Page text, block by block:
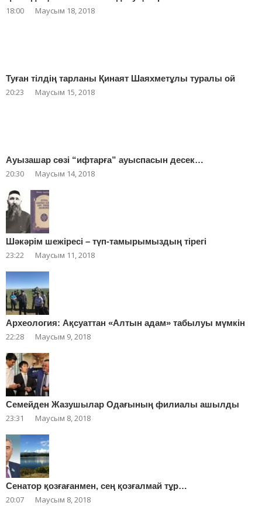
18:00 Маусым 18, 2018
Туған тілдің тарланы Қинаят Шаяхметұлы туралы ой
20:23 Маусым 15, 2018
Ауызашар сөзі “ифтарға” ауыспасын десек…
20:30 Маусым 14, 2018
Шәкәрім шежіресі – түп-тамырымыздың тірегі
23:22 Маусым 11, 2018
Археология: Ақсуаттан «Алтын адам» табылуы мүмкін
22:28 Маусым 9, 2018
Cемейден Жазушылар Одағының филиалы ашылды
23:31 Маусым 8, 2018
Сенатор қозғағанмен, сең қозғалмай тұр…
20:07 Маусым 8, 2018